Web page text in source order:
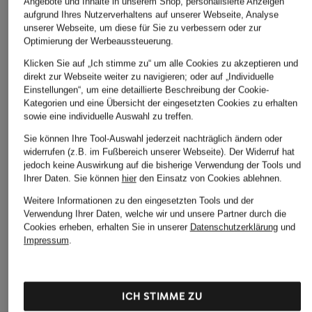
CHF 40
Ursprünglich:CHF 82
CHF 45 CHF 60
Weitere Kategorien
Abendkleider
Anzüge für Herren
Bikinis für Damen
Kleider
Lederjacken für Damen
Leinenhosen für Herren
Leinenkleider
aufgrund Ihres Nutzerverhaltens auf unserer Webseite, Analyse
unserer Webseite, um diese für Sie zu verbessern oder zur
Optimierung der Werbeaussteuerung.
Klicken Sie auf „Ich stimme zu“ um alle Cookies zu akzeptieren und
direkt zur Webseite weiter zu navigieren; oder auf „Individuelle
Einstellungen“, um eine detaillierte Beschreibung der Cookie-
Kategorien und eine Übersicht der eingesetzten Cookies zu erhalten
sowie eine individuelle Auswahl zu treffen.
Sie können Ihre Tool-Auswahl jederzeit nachträglich ändern oder
widerrufen (z.B. im Fußbereich unserer Webseite). Der Widerruf hat
jedoch keine Auswirkung auf die bisherige Verwendung der Tools und
Ihrer Daten. Sie können hierden Einsatz von Cookies ablehnen.
Weitere Informationen zu den eingesetzten Tools und der
Verwendung Ihrer Daten, welche wir und unsere Partner durch die
Cookies erheben, erhalten Sie in unserer Datenschutzerklärungund
Impressum.
ICH STIMME ZU